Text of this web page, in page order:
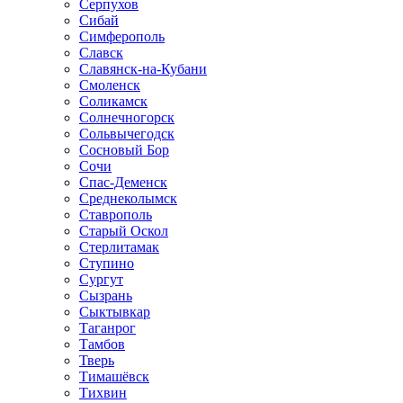
Серпухов
Сибай
Симферополь
Славск
Славянск-на-Кубани
Смоленск
Соликамск
Солнечногорск
Сольвычегодск
Сосновый Бор
Сочи
Спас-Деменск
Среднеколымск
Ставрополь
Старый Оскол
Стерлитамак
Ступино
Сургут
Сызрань
Сыктывкар
Таганрог
Тамбов
Тверь
Тимашёвск
Тихвин